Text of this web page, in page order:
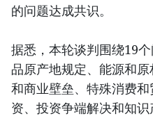
的问题达成共识。
据悉，本轮谈判围绕19
品原产地规定、能源和
和商业壁垒、特殊消费
资、投资争端解决和知识